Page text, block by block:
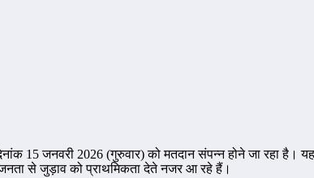
15 जनवरी 2026 (गुरुवार) को मतदान संपन्न होने जा रहा
जनता से जुड़ाव को प्राथमिकता देते नजर आ रहे हैं।